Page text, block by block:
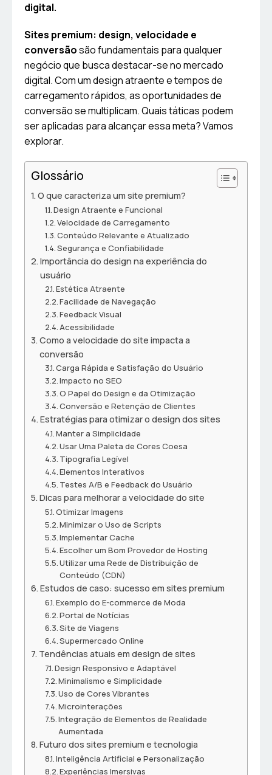
digital.
Sites premium: design, velocidade e
conversãosão fundamentais para qualquer
negócio que busca destacar-se no mercado
digital. Com um design atraente e tempos de
carregamento rápidos, as oportunidades de
conversão se multiplicam. Quais táticas podem
ser aplicadas para alcançar essa meta? Vamos
explorar.
Glossário
O que caracteriza um site premium?
Design Atraente e Funcional
Velocidade de Carregamento
Conteúdo Relevante e Atualizado
Segurança e Confiabilidade
Importância do design na experiência do
usuário
Estética Atraente
Facilidade de Navegação
Feedback Visual
Acessibilidade
Como a velocidade do site impacta a
conversão
Carga Rápida e Satisfação do Usuário
Impacto no SEO
O Papel do Design e da Otimização
Conversão e Retenção de Clientes
Estratégias para otimizar o design dos sites
Manter a Simplicidade
Usar Uma Paleta de Cores Coesa
Tipografia Legível
Elementos Interativos
Testes A/B e Feedback do Usuário
Dicas para melhorar a velocidade do site
Otimizar Imagens
Minimizar o Uso de Scripts
Implementar Cache
Escolher um Bom Provedor de Hosting
Utilizar uma Rede de Distribuição de
Conteúdo (CDN)
Estudos de caso: sucesso em sites premium
Exemplo do E-commerce de Moda
Portal de Notícias
Site de Viagens
Supermercado Online
Tendências atuais em design de sites
Design Responsivo e Adaptável
Minimalismo e Simplicidade
Uso de Cores Vibrantes
Microinterações
Integração de Elementos de Realidade
Aumentada
Futuro dos sites premium e tecnologia
Inteligência Artificial e Personalização
Experiências Imersivas